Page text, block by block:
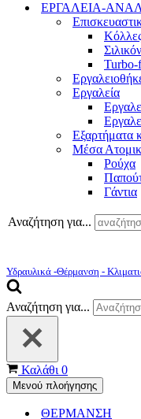
ΕΡΓΑΛΕΙΑ-
Εργαλεία
Εξαρτήματα
Μέσα
Ρούχα
Γάντια
Αναζήτηση για...
Υδραυλικά -Θέρμανση -
Αναζήτηση για...
Καλάθι 0
Μενού πλοήγησης
ΘΕΡΜΑΝΣΗ